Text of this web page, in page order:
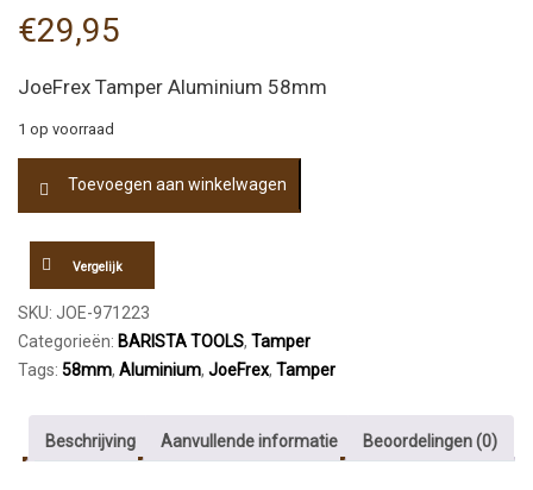
€29,95
JoeFrex Tamper Aluminium 58mm
1 op voorraad
Tamper
Aluminium
58mm
aantal
Toevoegen aan winkelwagen
Vergelijk
SKU: JOE-971223
Categorieën: BARISTA TOOLS, Tamper
Tags: 58mm, Aluminium, JoeFrex, Tamper
Beschrijving Aanvullende informatie Beoordelingen (0)